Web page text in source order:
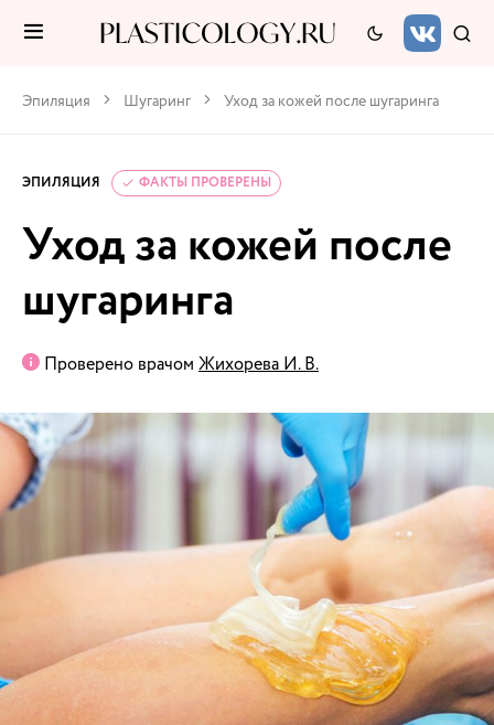
Эпиляция Шугаринг Уход за кожей после шугаринга
ЭПИЛЯЦИЯ ФАКТЫ ПРОВЕРЕНЫ
Уход за кожей после
шугаринга
Проверено врачом Жихорева И. В.